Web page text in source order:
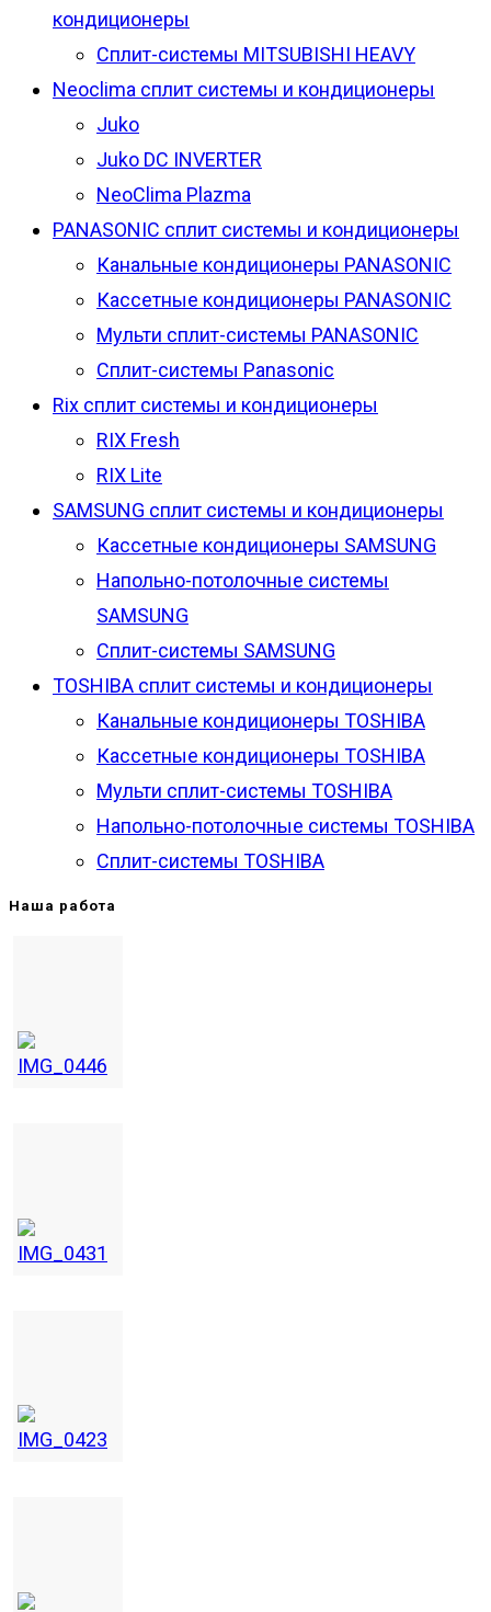
кондиционеры
Сплит-системы MITSUBISHI HEAVY
Neoclima сплит системы и кондиционеры
Juko
Juko DC INVERTER
NeoClima Plazma
PANASONIC сплит системы и кондиционеры
Канальные кондиционеры PANASONIC
Кассетные кондиционеры PANASONIC
Мульти сплит-системы PANASONIC
Сплит-системы Panasonic
Rix сплит системы и кондиционеры
RIX Fresh
RIX Lite
SAMSUNG сплит системы и кондиционеры
Кассетные кондиционеры SAMSUNG
Напольно-потолочные системы
SAMSUNG
Сплит-системы SAMSUNG
TOSHIBA сплит системы и кондиционеры
Канальные кондиционеры TOSHIBA
Кассетные кондиционеры TOSHIBA
Мульти сплит-системы TOSHIBA
Напольно-потолочные системы TOSHIBA
Сплит-системы TOSHIBA
Наша работа